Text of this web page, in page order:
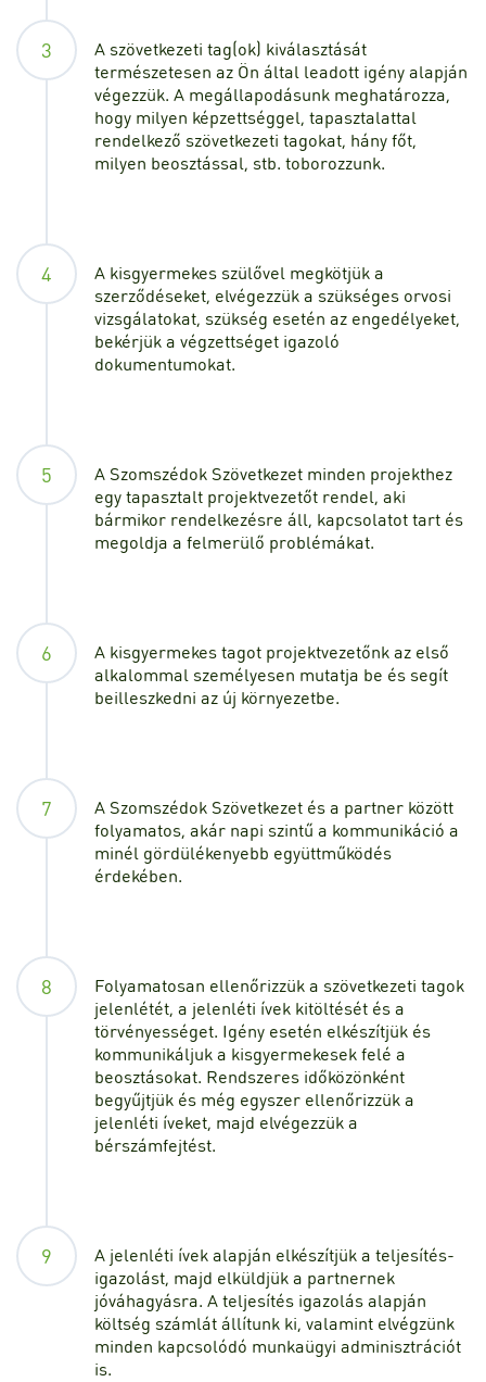
3
A szövetkezeti tag(ok) kiválasztását
természetesen az Ön által leadott igény alapján
végezzük. A megállapodásunk meghatározza,
hogy milyen képzettséggel, tapasztalattal
rendelkező szövetkezeti tagokat, hány főt,
milyen beosztással, stb. toborozzunk.
4
A kisgyermekes szülővel megkötjük a
szerződéseket, elvégezzük a szükséges orvosi
vizsgálatokat, szükség esetén az engedélyeket,
bekérjük a végzettséget igazoló
dokumentumokat.
5
A Szomszédok Szövetkezet minden projekthez
egy tapasztalt projektvezetőt rendel, aki
bármikor rendelkezésre áll, kapcsolatot tart és
megoldja a felmerülő problémákat.
6
A kisgyermekes tagot projektvezetőnk az első
alkalommal személyesen mutatja be és segít
beilleszkedni az új környezetbe.
7
A Szomszédok Szövetkezet és a partner között
folyamatos, akár napi szintű a kommunikáció a
minél gördülékenyebb együttműködés
érdekében.
8
Folyamatosan ellenőrizzük a szövetkezeti tagok
jelenlétét, a jelenléti ívek kitöltését és a
törvényességet. Igény esetén elkészítjük és
kommunikáljuk a kisgyermekesek felé a
beosztásokat. Rendszeres időközönként
begyűjtjük és még egyszer ellenőrizzük a
jelenléti íveket, majd elvégezzük a
bérszámfejtést.
9
A jelenléti ívek alapján elkészítjük a teljesítés-
igazolást, majd elküldjük a partnernek
jóváhagyásra. A teljesítés igazolás alapján
költség számlát állítunk ki, valamint elvégzünk
minden kapcsolódó munkaügyi adminisztrációt
is.